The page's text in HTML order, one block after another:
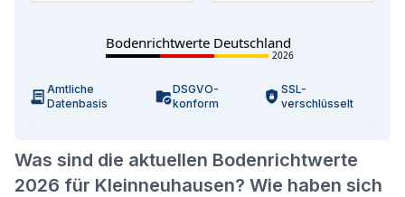
Was sind die aktuellen Bodenrichtwerte
2026 für Kleinneuhausen? Wie haben sich
Bodenrichtwerte Deutschland
2026
Amtliche
Datenbasis
DSGVO-
konform
SSL-
verschlüsselt